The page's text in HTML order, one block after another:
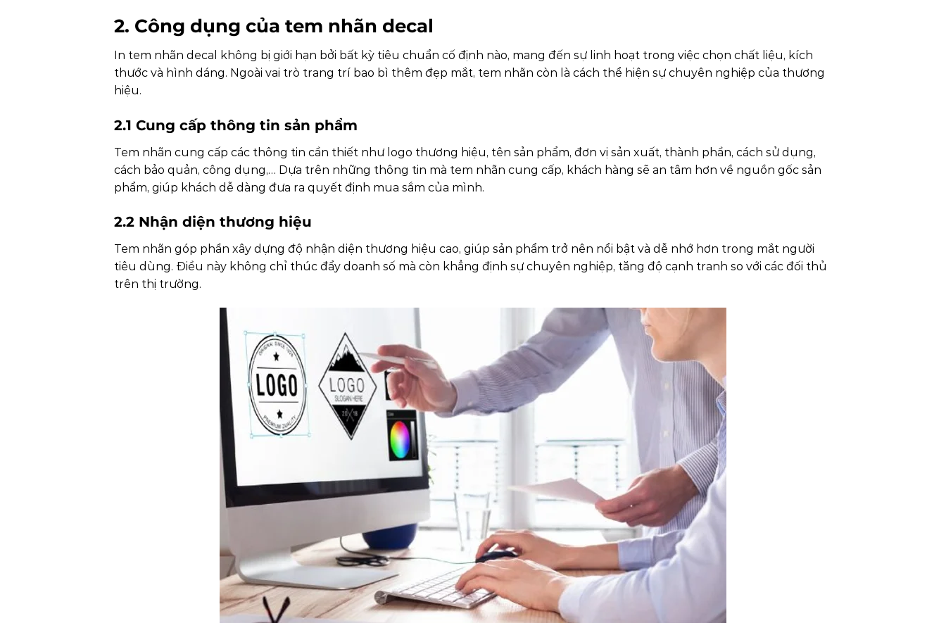
2. Công dụng của tem nhãn decal
In tem nhãn decal không bị giới hạn bởi bất kỳ tiêu chuẩn cố định nào, mang đến sự linh hoạt trong việc chọn chất liệu, kích
thước và hình dáng. Ngoài vai trò trang trí bao bì thêm đẹp mắt, tem nhãn còn là cách thể hiện sự chuyên nghiệp của thương
hiệu.
2.1 Cung cấp thông tin sản phẩm
Tem nhãn cung cấp các thông tin cần thiết như logo thương hiệu, tên sản phẩm, đơn vị sản xuất, thành phần, cách sử dụng,
cách bảo quản, công dụng,… Dựa trên những thông tin mà tem nhãn cung cấp, khách hàng sẽ an tâm hơn về nguồn gốc sản
phẩm, giúp khách dễ dàng đưa ra quyết định mua sắm của mình.
2.2 Nhận diện thương hiệu
Tem nhãn góp phần xây dựng độ nhận diện thương hiệu cao, giúp sản phẩm trở nên nổi bật và dễ nhớ hơn trong mắt người
tiêu dùng. Điều này không chỉ thúc đẩy doanh số mà còn khẳng định sự chuyên nghiệp, tăng độ cạnh tranh so với các đối thủ
trên thị trường.